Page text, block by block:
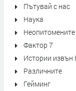
Пътувай с нас
Наука
Фактор 7
Истории извън
Различните
Гейминг